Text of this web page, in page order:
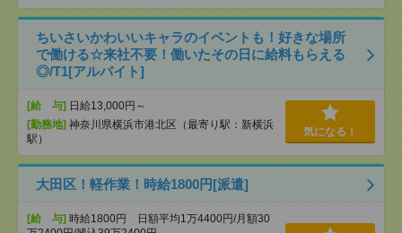
ちいさいかわいいキャラのイベントも！好きな場所
で働ける☆来社不要！働いたその日に給料もらえる
◎/T1[アルバイト]
[給 与] 日給13,000円～
[勤務地] 神奈川県横浜市港北区（最寄り駅：新横浜
駅）
気になる！
大田区！軽作業！時給1800円[派遣]
[給 与] 時給1800円 日額平均1万4400円/月額30